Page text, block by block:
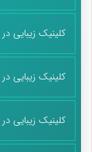
نظرم اتفاق خوبی
در آخر هم این را
شد -دست ضدّ
کلینیک زیبایی در
کلینیک زیبایی در
کلینیک زیبایی در